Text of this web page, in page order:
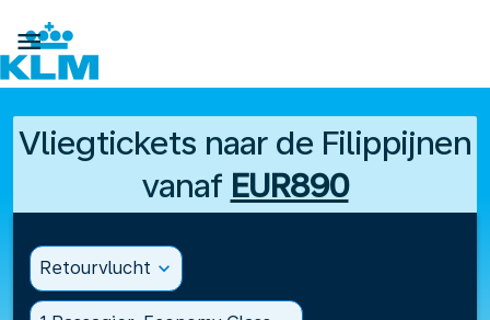

Vliegtickets naar de Filippijnen
vanaf EUR890
Retourvlucht expand_more